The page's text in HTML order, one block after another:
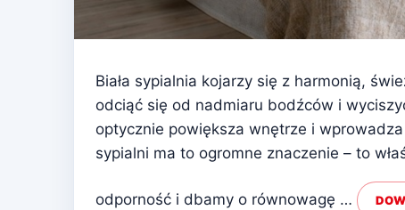
Biała sypialnia kojarzy się z harmonią,
odciąć się od nadmiaru bodźców i
optycznie powiększa wnętrze i
sypialni ma to ogromne znaczenie – to
odporność i dbamy o równowagę …